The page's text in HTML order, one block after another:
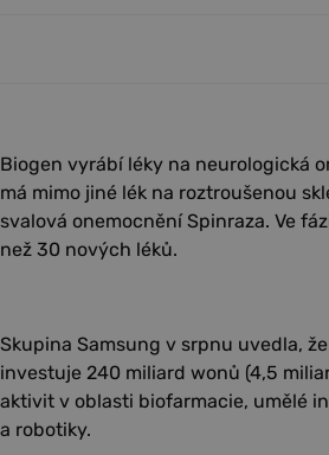
Biogen vyrábí léky na neurologická
má mimo jiné lék na roztroušenou
svalová onemocnění Spinraza. Ve
než 30 nových léků.
Skupina Samsung v srpnu uvedla,
investuje 240 miliard wonů (4,5
aktivit v oblasti biofarmacie, umělé
a robotiky.